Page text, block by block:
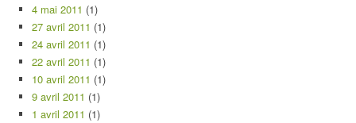
4 mai 2011 (1)
27 avril 2011 (1)
24 avril 2011 (1)
22 avril 2011 (1)
10 avril 2011 (1)
9 avril 2011 (1)
1 avril 2011 (1)